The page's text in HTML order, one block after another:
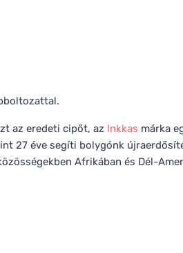
az eredeti cipőt, az Inkkas márka
27 éve segíti bolygónk
Afrikában és Dél-